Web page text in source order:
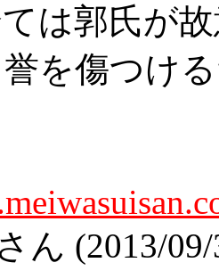
は郭氏が
を傷つけ
ん (2013/